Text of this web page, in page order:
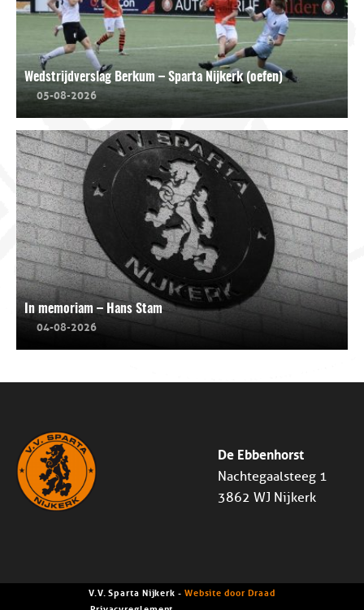
Wedstrijdverslag Berkum – Sparta Nijkerk (oefen)
05-08-2026
In memoriam – Hans Stam
04-08-2026
De Ebbenhorst
Nachtegaalsteeg 1
3862 WJ Nijkerk
V.V. Sparta Nijkerk - Website door Draad